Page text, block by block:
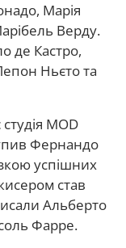
Марія
Верду.
де Кастро,
Ньєто та
MOD
Фернандо
успішних
став
Альберто
Фарре.